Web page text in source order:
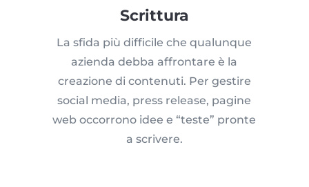
Scrittura
La sfida più difficile che qualunque
azienda debba affrontare è la
creazione di contenuti. Per gestire
social media, press release, pagine
web occorrono idee e “teste” pronte
a scrivere.